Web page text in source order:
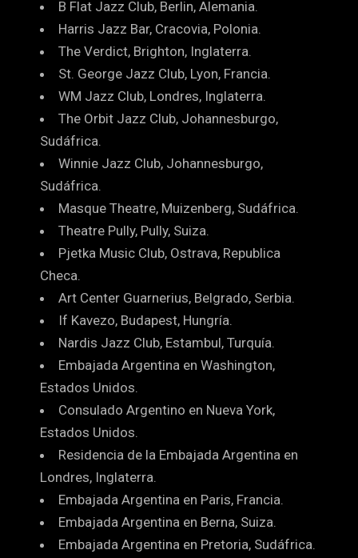
B Flat Jazz Club, Berlin, Alemania.
Harris Jazz Bar, Cracovia, Polonia.
The Verdict, Brighton, Inglaterra.
St. George Jazz Club, Lyon, Francia.
WM Jazz Club, Londres, Inglaterra.
The Orbit Jazz Club, Johannesburgo,
Sudáfrica.
Winnie Jazz Club, Johannesburgo,
Sudáfrica.
Masque Theatre, Muizenberg, Sudáfrica.
Theatre Pully, Pully, Suiza.
Pjetka Music Club, Ostrava, Republica
Checa.
Art Center Guarnerius, Belgrado, Serbia.
If Kavezo, Budapest, Hungría.
Nardis Jazz Club, Estambul, Turquía.
Embajada Argentina en Washington,
Estados Unidos.
Consulado Argentino en Nueva York,
Estados Unidos.
Residencia de la Embajada Argentina en
Londres, Inglaterra.
Embajada Argentina en Paris, Francia.
Embajada Argentina en Berna, Suiza.
Embajada Argentina en Pretoria, Sudáfrica.